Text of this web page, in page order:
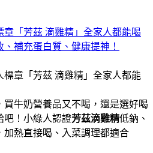
「芳茲 滴雞精」全家人都能喝
補充蛋白質、健康提神！
牛奶營養品又不喝，還是選好喝
吧！小綠人認證芳茲滴雞精低鈉、
加熱直接喝、入菜調理都適合